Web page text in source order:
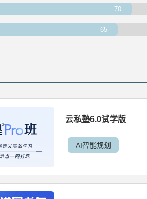
70
65
云私塾6.0试学版
AI智能规划